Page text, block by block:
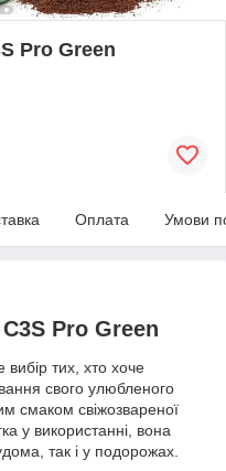
Pro Green
Оплата Умови
Pro Green
вибір тих, хто хоче
свого улюбленого
смаком свіжозвареної
у використанні, вона
так і у подорожах.